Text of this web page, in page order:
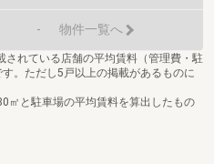
- 物件一覧へ
れている店舗の平均賃料（管理費・駐
。ただし5戸以上の掲載があるものに
㎡と駐車場の平均賃料を算出したもの